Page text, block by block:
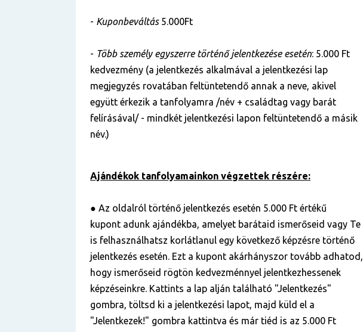
- Kuponbeváltás5.000Ft
- Több személy egyszerre történő jelentkezése esetén: 5.000 Ft
kedvezmény (a jelentkezés alkalmával a jelentkezési lap
megjegyzés rovatában feltüntetendő annak a neve, akivel
együtt érkezik a tanfolyamra /név + családtag vagy barát
felírásával/ - mindkét jelentkezési lapon feltüntetendő a másik
név.)
Ajándékok tanfolyamainkon végzettek részére:
● Az oldalról történő jelentkezés esetén 5.000 Ft értékű
kupont adunk ajándékba, amelyet barátaid ismerőseid vagy Te
is felhasználhatsz korlátlanul egy következő képzésre történő
jelentkezés esetén. Ezt a kupont akárhányszor tovább adhatod,
hogy ismerőseid rögtön kedvezménnyel jelentkezhessenek
képzéseinkre. Kattints a lap alján található "Jelentkezés"
gombra, töltsd ki a jelentkezési lapot, majd küld el a
"Jelentkezek!" gombra kattintva és már tiéd is az 5.000 Ft